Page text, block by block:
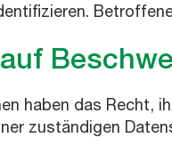
haben das Recht,
zuständigen